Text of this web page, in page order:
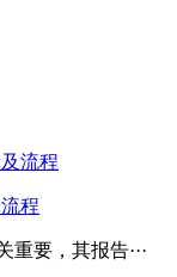
程
要，其报告···